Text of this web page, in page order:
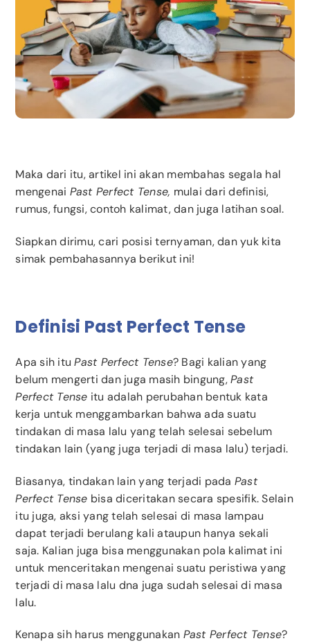
Maka dari itu, artikel ini akan membahas segala hal
mengenai Past Perfect Tense, mulai dari definisi,
rumus, fungsi, contoh kalimat, dan juga latihan soal.
Siapkan dirimu, cari posisi ternyaman, dan yuk kita
simak pembahasannya berikut ini!
Definisi Past Perfect Tense
Apa sih ituPast Perfect Tense? Bagi kalian yang
belum mengerti dan juga masih bingung,Past
Perfect Tense itu adalah perubahan bentuk kata
kerja untuk menggambarkan bahwa ada suatu
tindakan di masa lalu yang telah selesai sebelum
tindakan lain (yang juga terjadi di masa lalu) terjadi.
Biasanya, tindakan lain yang terjadi pada Past
Perfect Tense bisa diceritakan secara spesifik. Selain
itu juga, aksi yang telah selesai di masa lampau
dapat terjadi berulang kali ataupun hanya sekali
saja. Kalian juga bisa menggunakan pola kalimat ini
untuk menceritakan mengenai suatu peristiwa yang
terjadi di masa lalu dna juga sudah selesai di masa
lalu.
Kenapa sih harus menggunakan Past Perfect Tense?